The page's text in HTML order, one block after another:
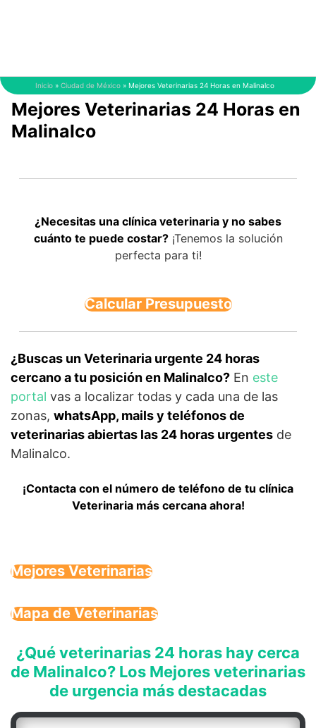
Inicio » Ciudad de México » Mejores Veterinarias 24 Horas en Malinalco
Mejores Veterinarias 24 Horas en
Malinalco
¿Necesitas una clínica veterinaria y no sabes
cuánto te puede costar?¡Tenemos la solución
perfecta para ti!
Calcular Presupuesto
¿Buscas un Veterinaria urgente 24 horas
cercano a tu posición en Malinalco? En este
portal vas a localizar todas y cada una de las
zonas, whatsApp, mails y teléfonos de
veterinarias abiertas las 24 horas urgentes de
Malinalco.
¡Contacta con el número de teléfono de tu clínica
Veterinaria más cercana ahora!
Mejores Veterinarias
Mapa de Veterinarias
¿Qué veterinarias 24 horas hay cerca
de Malinalco? Los Mejores veterinarias
de urgencia más destacadas